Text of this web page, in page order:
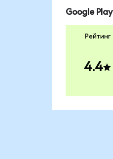
Google Play
Рейтинг
4.4